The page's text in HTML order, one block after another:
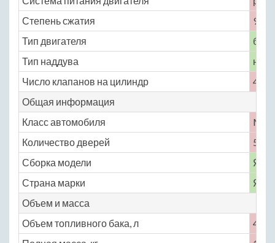
Степень сжатия
9.5
Тип двигателя
Тип наддува
нет
Число клапанов на цилиндр
4
Общая информация
Класс автомобиля
M
Количество дверей
5
Сборка модели
Страна марки
Объем и масса
Объем топливного бака, л
42